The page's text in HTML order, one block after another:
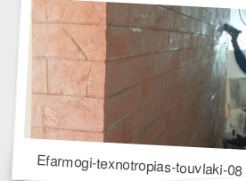
Efarmogi-texnotropias-touvlaki-08